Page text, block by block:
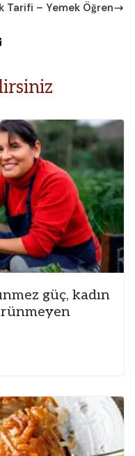
Tarifi – Yemek Öğren
güç, kadın